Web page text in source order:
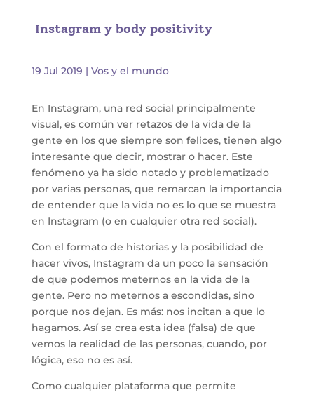
Instagram y body positivity
19 Jul 2019 | Vos y el mundo
En Instagram, una red social principalmente
visual, es común ver retazos de la vida de la
gente en los que siempre son felices, tienen algo
interesante que decir, mostrar o hacer. Este
fenómeno ya ha sido notado y problematizado
por varias personas, que remarcan la importancia
de entender que la vida no es lo que se muestra
en Instagram (o en cualquier otra red social).
Con el formato de historias y la posibilidad de
hacer vivos, Instagram da un poco la sensación
de que podemos meternos en la vida de la
gente. Pero no meternos a escondidas, sino
porque nos dejan. Es más: nos incitan a que lo
hagamos. Así se crea esta idea (falsa) de que
vemos la realidad de las personas, cuando, por
lógica, eso no es así.
Como cualquier plataforma que permite